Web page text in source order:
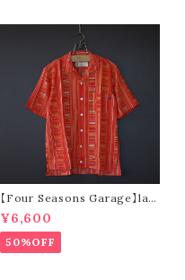
【Four Seasons Garage】lad
der stripe open collar s/s s
hirt (orange)
¥6,600
50%OFF